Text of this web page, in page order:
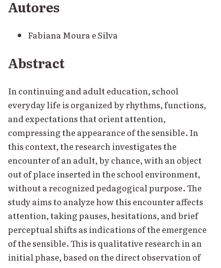
Autores
Fabiana Moura e Silva
Abstract
In continuing and adult education, school
everyday life is organized by rhythms, functions,
and expectations that orient attention,
compressing the appearance of the sensible. In
this context, the research investigates the
encounter of an adult, by chance, with an object
out of place inserted in the school environment,
without a recognized pedagogical purpose. The
study aims to analyze how this encounter affects
attention, taking pauses, hesitations, and brief
perceptual shifts as indications of the emergence
of the sensible. This is qualitative research in an
initial phase, based on the direct observation of